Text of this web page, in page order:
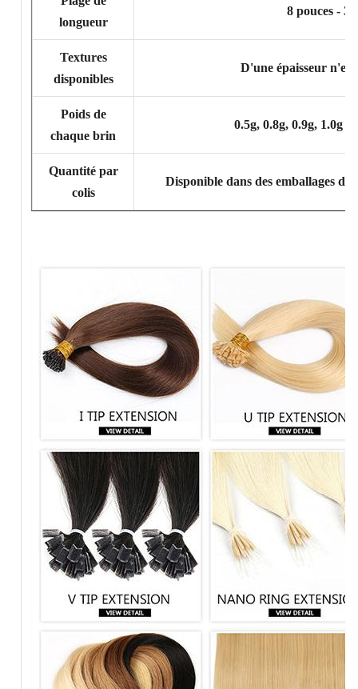
longueur
8 pouces -
Textures
disponibles
D'une épaisseur
Poids de
chaque brin
0.5g, 0.8g, 0.9g, 1.0g
Quantité par
colis
Disponible dans des emballages